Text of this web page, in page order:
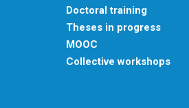
Doctoral training
Theses in progress
MOOC
Collective workshops